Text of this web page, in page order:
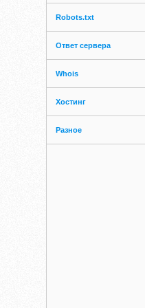
Robots.txt
Ответ сервера
Whois
Хостинг
Разное